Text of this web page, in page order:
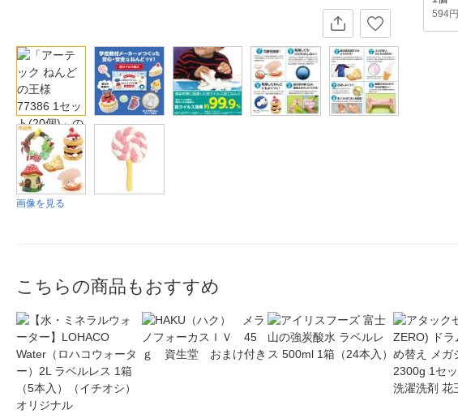
画像を見る
594円
こちらの商品もおすすめ